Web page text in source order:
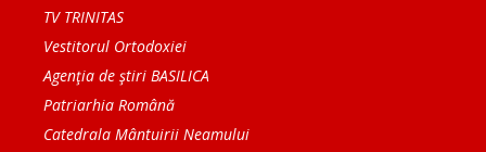
TV TRINITAS
Vestitorul Ortodoxiei
Agenţia de ştiri BASILICA
Patriarhia Română
Catedrala Mântuirii Neamului